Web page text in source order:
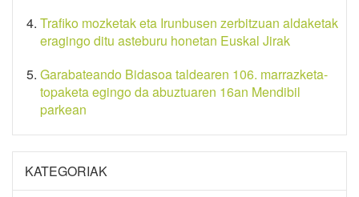
Trafiko mozketak eta Irunbusen zerbitzuan aldaketak
eragingo ditu asteburu honetan Euskal Jirak
Garabateando Bidasoa taldearen 106. marrazketa-
topaketa egingo da abuztuaren 16an Mendibil
parkean
KATEGORIAK